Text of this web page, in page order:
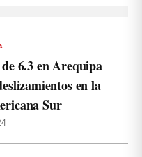
6.3 en Arequipa
en la
Sur